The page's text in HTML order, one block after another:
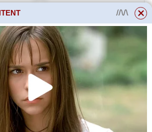
na beton
na přípravu roztoku.
v těsné blízkosti
Díky tomu nemusíte
na velké vzdálenosti.
úlomků. Pro
základ je vhodný